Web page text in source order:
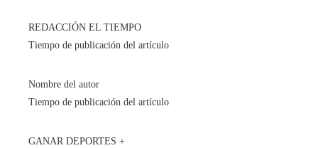
REDACCIÓN EL TIEMPO
Tiempo de publicación del artículo
Nombre del autor
Tiempo de publicación del artículo
GANAR DEPORTES +